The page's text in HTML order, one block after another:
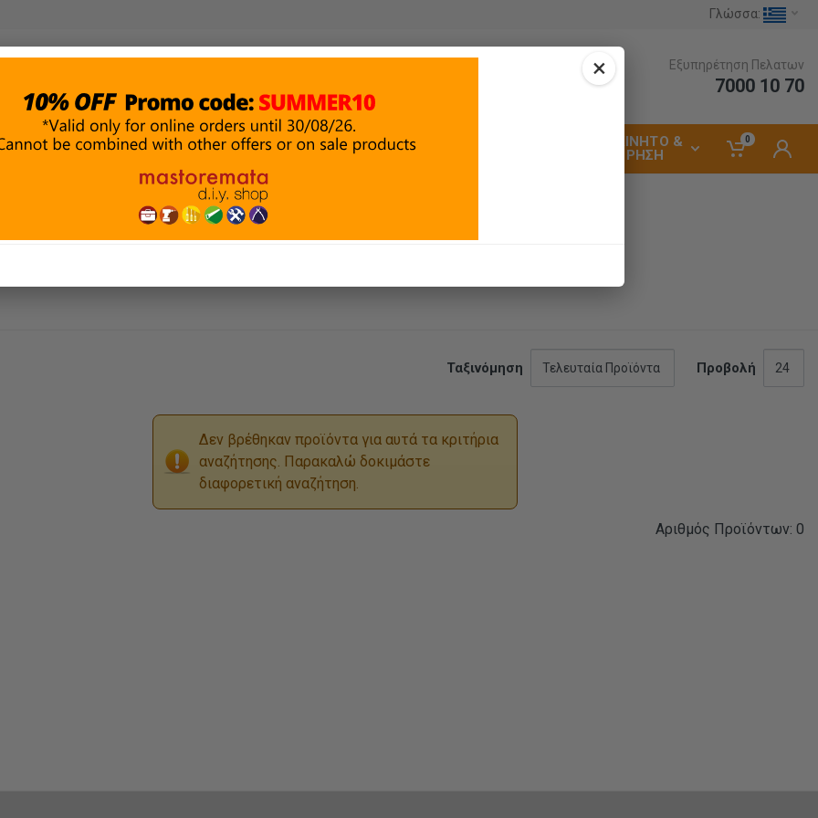
Γλώσσα:
Εξυπηρέτηση Πελατων
7000 10 70
&
ΔΟΜΙΚΑ ΥΛΙΚΑ
& ΣΤΕΓΑΝΩΣΗ
ΥΔΡΑΥΛΙΚΑ ΗΛΕΚΤΡΟΛΟΓΙΚΑ
ΑΥΤΟΚΙΝΗΤΟ &
ΣΥΝΤΗΡΗΣΗ
0
ΝΙΚΕΛ
Ταξινόμηση Προβολή
Δεν βρέθηκαν προϊόντα για αυτά τα κριτήρια
αναζήτησης. Παρακαλώ δοκιμάστε
διαφορετική αναζήτηση.
Αριθμός Προϊόντων: 0
×